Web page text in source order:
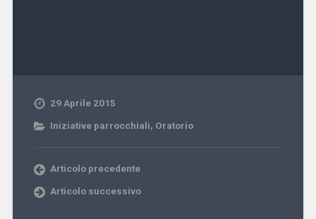
29 Aprile 2015
Iniziative parrocchiali, Oratorio
Articolo precedente
Articolo successivo